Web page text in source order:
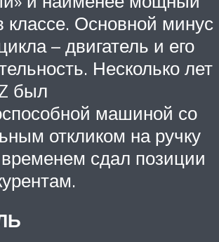
классе. Основной минус
– двигатель и его
Несколько лет
был
машиной со
откликом на ручку
временем сдал позиции